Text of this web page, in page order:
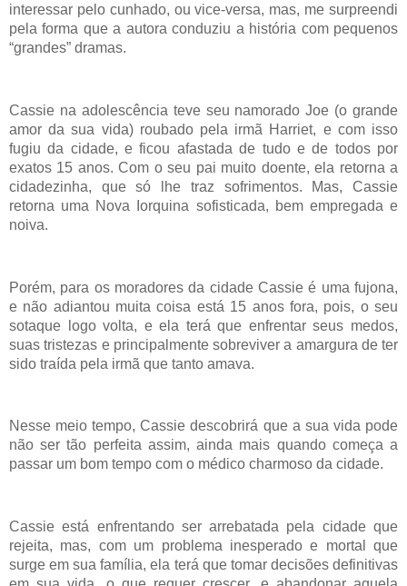
interessar pelo cunhado, ou vice-versa, mas, me surpreendi
pela forma que a autora conduziu a história com pequenos
“grandes” dramas.
Cassie na adolescência teve seu namorado Joe (o grande
amor da sua vida) roubado pela irmã Harriet, e com isso
fugiu da cidade, e ficou afastada de tudo e de todos por
exatos 15 anos. Com o seu pai muito doente, ela retorna a
cidadezinha, que só lhe traz sofrimentos. Mas, Cassie
retorna uma Nova Iorquina sofisticada, bem empregada e
noiva.
Porém, para os moradores da cidade Cassie é uma fujona,
e não adiantou muita coisa está 15 anos fora, pois, o seu
sotaque logo volta, e ela terá que enfrentar seus medos,
suas tristezas e principalmente sobreviver a amargura de ter
sido traída pela irmã que tanto amava.
Nesse meio tempo, Cassie descobrirá que a sua vida pode
não ser tão perfeita assim, ainda mais quando começa a
passar um bom tempo com o médico charmoso da cidade.
Cassie está enfrentando ser arrebatada pela cidade que
rejeita, mas, com um problema inesperado e mortal que
surge em sua família, ela terá que tomar decisões definitivas